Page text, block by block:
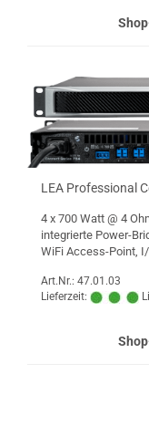
LEA Professional
4 x 700 Watt @ 4
integrierte Power-
WiFi Access-Point,
Art.Nr.: 47.01.03
Lieferzeit: